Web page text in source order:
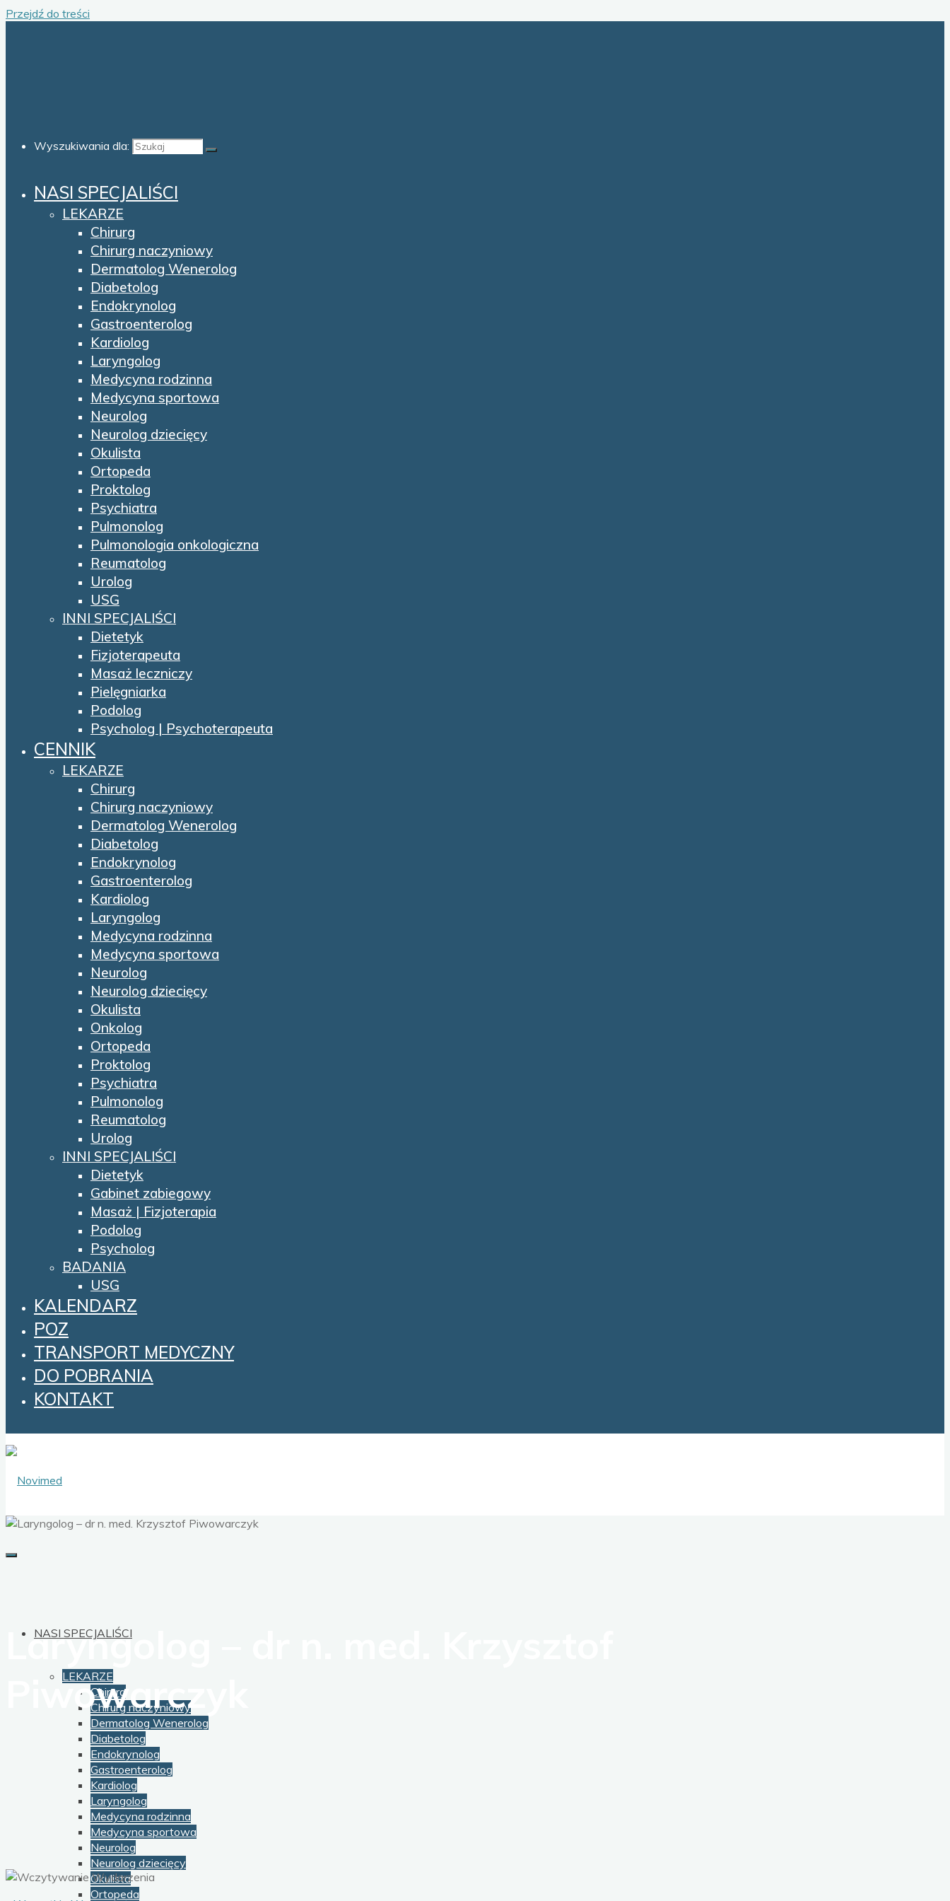
Przejdź do treści
Wyszukiwania dla:
NASI SPECJALIŚCI
LEKARZE
Chirurg
Chirurg naczyniowy
Dermatolog Wenerolog
Diabetolog
Endokrynolog
Gastroenterolog
Kardiolog
Laryngolog
Medycyna rodzinna
Medycyna sportowa
Neurolog
Neurolog dziecięcy
Okulista
Ortopeda
Proktolog
Psychiatra
Pulmonolog
Pulmonologia onkologiczna
Reumatolog
Urolog
USG
INNI SPECJALIŚCI
Dietetyk
Fizjoterapeuta
Masaż leczniczy
Pielęgniarka
Podolog
Psycholog | Psychoterapeuta
CENNIK
LEKARZE
Chirurg
Chirurg naczyniowy
Dermatolog Wenerolog
Diabetolog
Endokrynolog
Gastroenterolog
Kardiolog
Laryngolog
Medycyna rodzinna
Medycyna sportowa
Neurolog
Neurolog dziecięcy
Okulista
Onkolog
Ortopeda
Proktolog
Psychiatra
Pulmonolog
Reumatolog
Urolog
INNI SPECJALIŚCI
Dietetyk
Gabinet zabiegowy
Masaż | Fizjoterapia
Podolog
Psycholog
BADANIA
USG
KALENDARZ
POZ
TRANSPORT MEDYCZNY
DO POBRANIA
KONTAKT
NASI SPECJALIŚCI
LEKARZE
Chirurg
Chirurg naczyniowy
Dermatolog Wenerolog
Diabetolog
Endokrynolog
Gastroenterolog
Kardiolog
Laryngolog
Medycyna rodzinna
Medycyna sportowa
Neurolog
Neurolog dziecięcy
Okulista
Ortopeda
Laryngolog – dr n. med. Krzysztof
Piwowarczyk